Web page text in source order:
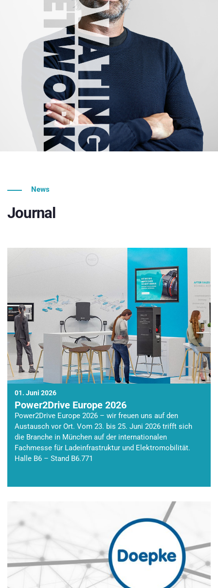
News
Journal
01. Juni 2026
Power2Drive Europe 2026
Power2Drive Europe 2026 – wir freuen uns auf den
Austausch vor Ort. Vom 23. bis 25. Juni 2026 trifft sich
die Branche in München auf der internationalen
Fachmesse für Ladeinfrastruktur und Elektromobilität.
Halle B6 – Stand B6.771